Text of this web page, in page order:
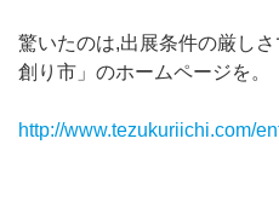
驚いたのは,出展条件の厳し
創り市」のホームページを。
http://www.tezukuriichi.com/